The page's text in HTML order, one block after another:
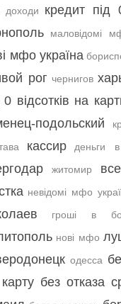
доходи
кредит під
маловідомі
мфо україна
рог чернигов
0 відсотків на
подольский
кассир деньги
житомир
невідомі мфо
гроші в
нові мфо
одесса
без отказа